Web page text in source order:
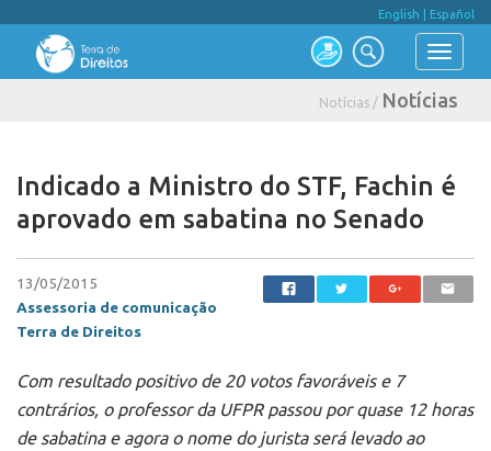
English Español
Notícias / Notícias
Indicado a Ministro do STF, Fachin é
aprovado em sabatina no Senado
13/05/2015
Assessoria de comunicação
Terra de Direitos
Com resultado positivo de 20 votos favoráveis e 7
contrários, o professor da UFPR passou por quase 12 horas
de sabatina e agora o nome do jurista será levado ao